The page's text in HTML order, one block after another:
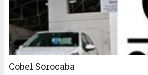
Cobel Sorocaba